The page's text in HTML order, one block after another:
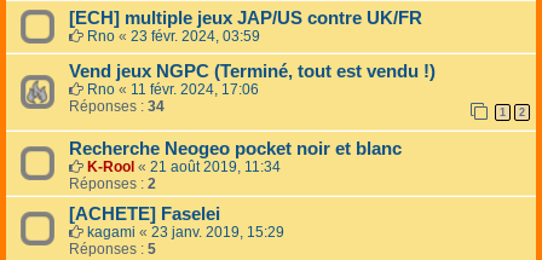
[ECH] multiple jeux JAP/US contre UK/FR
Rno « 23 févr. 2024, 03:59
Vend jeux NGPC (Terminé, tout est vendu !)
Rno « 11 févr. 2024, 17:06
Réponses : 34 1 2
Recherche Neogeo pocket noir et blanc
K-Rool « 21 août 2019, 11:34
Réponses : 2
[ACHETE] Faselei
kagami « 23 janv. 2019, 15:29
Réponses : 5